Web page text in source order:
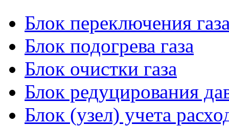
Блок переключения
Блок подогрева газа
Блок очистки газа
Блок редуцирования
Блок (узел) учета